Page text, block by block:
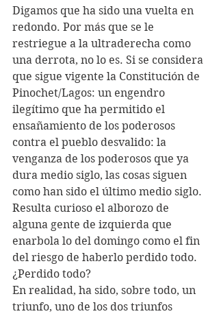
Digamos que ha sido una vuelta en
redondo. Por más que se le
restriegue a la ultraderecha como
una derrota, no lo es. Si se considera
que sigue vigente la Constitución de
Pinochet/Lagos: un engendro
ilegítimo que ha permitido el
ensañamiento de los poderosos
contra el pueblo desvalido: la
venganza de los poderosos que ya
dura medio siglo, las cosas siguen
como han sido el último medio siglo.
Resulta curioso el alborozo de
alguna gente de izquierda que
enarbola lo del domingo como el fin
del riesgo de haberlo perdido todo.
¿Perdido todo?
En realidad, ha sido, sobre todo, un
triunfo, uno de los dos triunfos